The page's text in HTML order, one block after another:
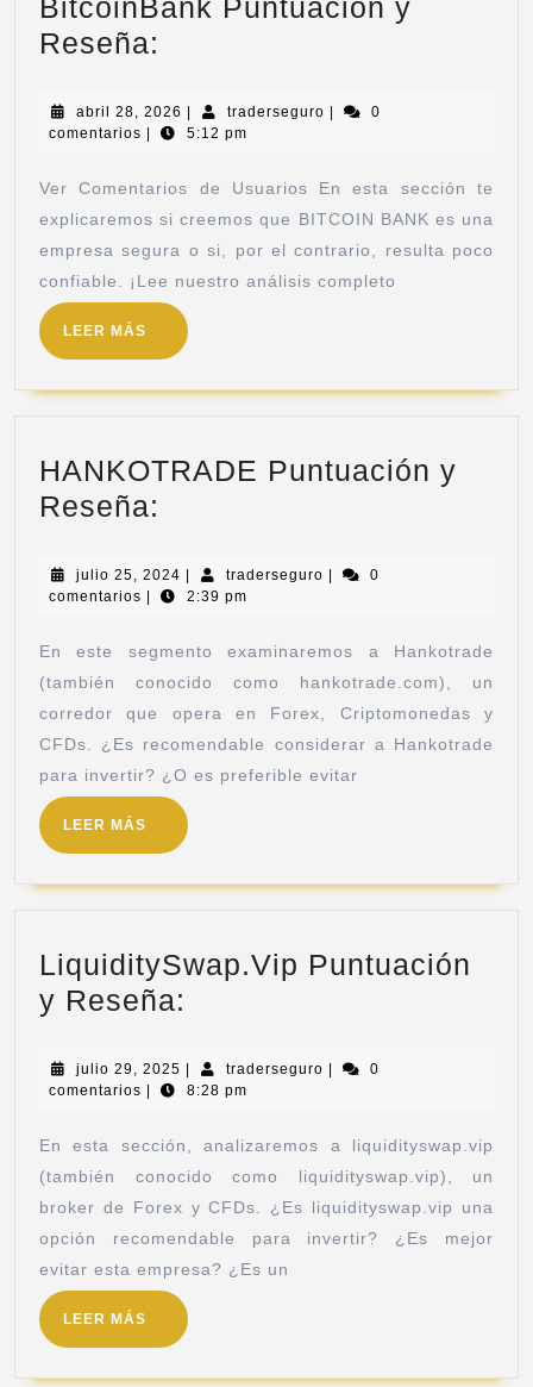
BitcoinBank Puntuación y
Reseña:
abril 28, 2026 traderseguro
0
comentarios
5:12 pm
Ver Comentarios de Usuarios En esta sección te
explicaremos si creemos que BITCOIN BANK es una
empresa segura o si, por el contrario, resulta poco
confiable. ¡Lee nuestro análisis completo
LEER MÁS
HANKOTRADE Puntuación y
Reseña:
julio 25, 2024 traderseguro
0
comentarios
2:39 pm
En este segmento examinaremos a Hankotrade
(también conocido como hankotrade.com), un
corredor que opera en Forex, Criptomonedas y
CFDs. ¿Es recomendable considerar a Hankotrade
para invertir? ¿O es preferible evitar
LEER MÁS
LiquiditySwap.Vip Puntuación
y Reseña:
julio 29, 2025 traderseguro
0
comentarios
8:28 pm
En esta sección, analizaremos a liquidityswap.vip
(también conocido como liquidityswap.vip), un
broker de Forex y CFDs. ¿Es liquidityswap.vip una
opción recomendable para invertir? ¿Es mejor
evitar esta empresa? ¿Es un
LEER MÁS